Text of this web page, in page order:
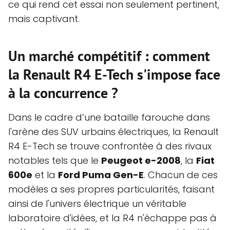
ce qui rend cet essai non seulement pertinent,
mais captivant.
Un marché compétitif : comment
la Renault R4 E-Tech s'impose face
à la concurrence ?
Dans le cadre d’une bataille farouche dans
l'arène des SUV urbains électriques, la Renault
R4 E-Tech se trouve confrontée à des rivaux
notables tels que le Peugeot e-2008, la Fiat
600e et la Ford Puma Gen-E. Chacun de ces
modèles a ses propres particularités, faisant
ainsi de l'univers électrique un véritable
laboratoire d'idées, et la R4 n'échappe pas à